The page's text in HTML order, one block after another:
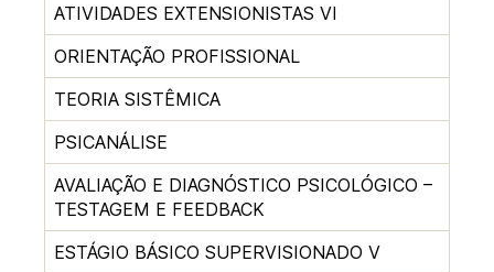
ATIVIDADES EXTENSIONISTAS VI
ORIENTAÇÃO PROFISSIONAL
TEORIA SISTÊMICA
PSICANÁLISE
AVALIAÇÃO E DIAGNÓSTICO PSICOLÓGICO –
TESTAGEM E FEEDBACK
ESTÁGIO BÁSICO SUPERVISIONADO V